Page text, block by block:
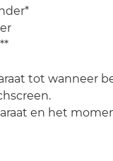
tot wanneer
en het